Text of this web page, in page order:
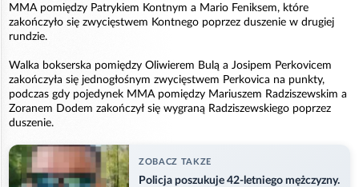
MMA pomiędzy Patrykiem Kontnym a Mario Feniksem, które
zakończyło się zwycięstwem Kontnego poprzez duszenie w drugiej
rundzie.
Walka bokserska pomiędzy Oliwierem Bulą a Josipem Perkovicem
zakończyła się jednogłośnym zwycięstwem Perkovica na punkty,
podczas gdy pojedynek MMA pomiędzy Mariuszem Radziszewskim a
Zoranem Dodem zakończył się wygraną Radziszewskiego poprzez
duszenie.
ZOBACZ TAKZE
Policja poszukuje 42-letniego mężczyzny.